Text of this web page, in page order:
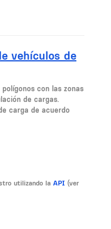
vehículos de
con las zonas
de cargas.
carga de acuerdo
utilizando la API (ver